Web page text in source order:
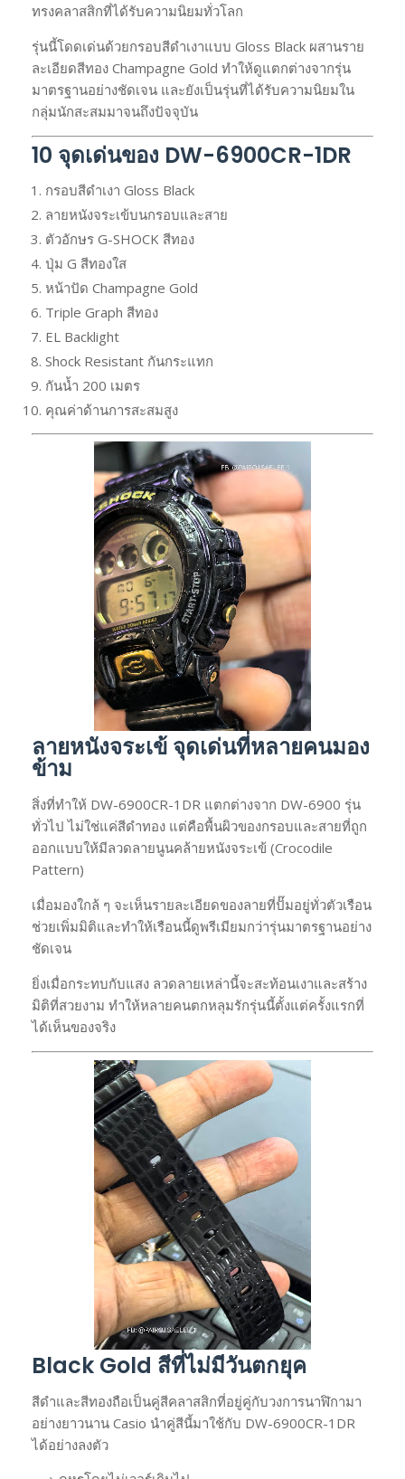
ทรงคลาสสิกที่ได้รับความนิยมทั่วโลก
รุ่นนี้โดดเด่นด้วยกรอบสีดำเงาแบบ Gloss Black ผสานราย
ละเอียดสีทอง Champagne Gold ทำให้ดูแตกต่างจากรุ่น
มาตรฐานอย่างชัดเจน และยังเป็นรุ่นที่ได้รับความนิยมใน
กลุ่มนักสะสมมาจนถึงปัจจุบัน
10 จุดเด่นของ DW-6900CR-1DR
กรอบสีดำเงา Gloss Black
ลายหนังจระเข้บนกรอบและสาย
ตัวอักษร G-SHOCK สีทอง
ปุ่ม G สีทองใส
หน้าปัด Champagne Gold
Triple Graph สีทอง
EL Backlight
Shock Resistant กันกระแทก
กันน้ำ 200 เมตร
คุณค่าด้านการสะสมสูง
ลายหนังจระเข้ จุดเด่นที่หลายคนมอง
ข้าม
สิ่งที่ทำให้ DW-6900CR-1DR แตกต่างจาก DW-6900 รุ่น
ทั่วไป ไม่ใช่แค่สีดำทอง แต่คือพื้นผิวของกรอบและสายที่ถูก
ออกแบบให้มีลวดลายนูนคล้ายหนังจระเข้ (Crocodile
Pattern)
เมื่อมองใกล้ ๆ จะเห็นรายละเอียดของลายที่ปั๊มอยู่ทั่วตัวเรือน
ช่วยเพิ่มมิติและทำให้เรือนนี้ดูพรีเมียมกว่ารุ่นมาตรฐานอย่าง
ชัดเจน
ยิ่งเมื่อกระทบกับแสง ลวดลายเหล่านี้จะสะท้อนเงาและสร้าง
มิติที่สวยงาม ทำให้หลายคนตกหลุมรักรุ่นนี้ตั้งแต่ครั้งแรกที่
ได้เห็นของจริง
Black Gold สีที่ไม่มีวันตกยุค
สีดำและสีทองถือเป็นคู่สีคลาสสิกที่อยู่คู่กับวงการนาฬิกามา
อย่างยาวนาน Casio นำคู่สีนี้มาใช้กับ DW-6900CR-1DR
ได้อย่างลงตัว